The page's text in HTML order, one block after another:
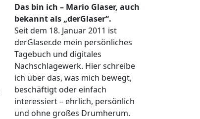
Das bin ich – Mario Glaser, auch
bekannt als „derGlaser“.
Seit dem 18. Januar 2011 ist
derGlaser.de mein persönliches
Tagebuch und digitales
Nachschlagewerk. Hier schreibe
ich über das, was mich bewegt,
beschäftigt oder einfach
interessiert – ehrlich, persönlich
und ohne großes Drumherum.